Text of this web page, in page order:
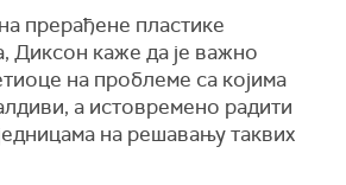
прерађене пластике
Диксон каже да је важно
на проблеме са којима
а истовремено радити
на решавању таквих